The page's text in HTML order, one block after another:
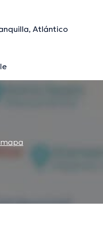
en múltiples
y ha difundido
es el idioma principal
Atlántico